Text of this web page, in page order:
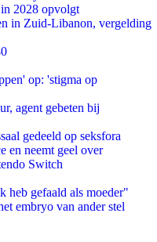
2028 opvolgt
in Zuid-Libanon, vergelding
op: 'stigma op
agent gebeten bij
gedeeld op seksfora
en neemt geel over
Switch
heb gefaald als moeder"
embryo van ander stel